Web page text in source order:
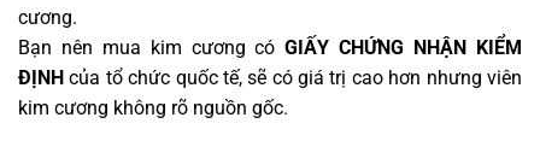
cương.
Bạn nên mua kim cương cóGIẤY CHỨNG NHẬN KIỂM
ĐỊNHcủa tổ chức quốc tế, sẽ có giá trị cao hơn nhưng viên
kim cương không rõ nguồn gốc.